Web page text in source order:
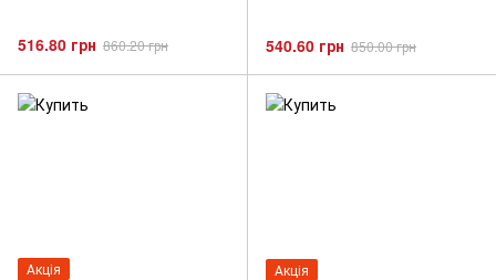
516.80 грн 860.20 грн 540.60 грн 850.00 грн
Акція
Акція